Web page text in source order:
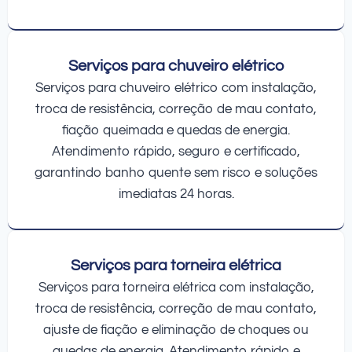
Serviços para chuveiro elétrico
Serviços para chuveiro elétrico com instalação,
troca de resistência, correção de mau contato,
fiação queimada e quedas de energia.
Atendimento rápido, seguro e certificado,
garantindo banho quente sem risco e soluções
imediatas 24 horas.
Serviços para torneira elétrica
Serviços para torneira elétrica com instalação,
troca de resistência, correção de mau contato,
ajuste de fiação e eliminação de choques ou